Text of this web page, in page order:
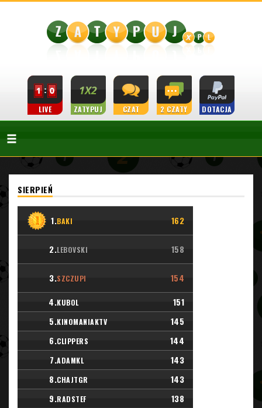
LIVE ZATYPUJ CZAT 2 CZATY DOTACJA
SIERPIEŃ
1.BAKI 162
2.LEBOVSKI 158
3.SZCZUPI
154
4.KUBOL
151
5.KINOMANIAKTV
145
6.CLIPPERS
144
7.ADAMKL
143
8.CHAJTGR
143
9.RADSTEF
138